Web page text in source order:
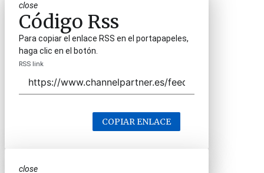
close
Código Rss
Para copiar el enlace RSS en el portapapeles,
haga clic en el botón.
RSS link
COPIAR ENLACE
close